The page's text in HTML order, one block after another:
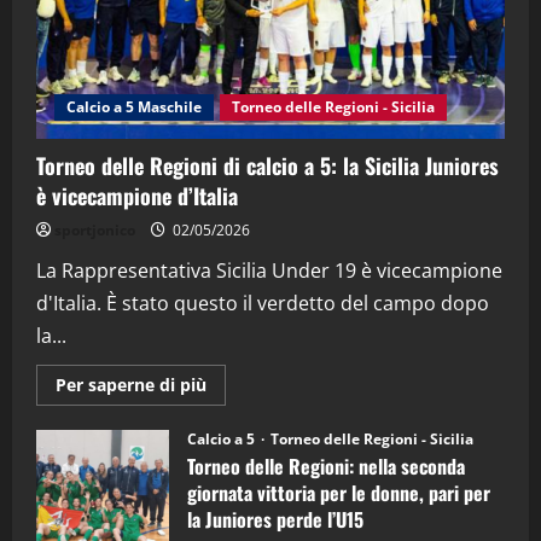
4
"SportEmpire" in Podcast Sport News
“SportEmpire” in Podcast: 27^ Puntata
(Martedi 14 Aprile 2026)
15/04/2026
"SportEmpire" in Podcast
“SportEmpire” in Podcast: 26^ Puntata
08/04/2026
Calcio a 5 Maschile Torneo delle Regioni - Sicilia
Torneo delle Regioni di calcio a 5: la Sicilia Juniores
è vicecampione d’Italia
02/05/2026
La Rappresentativa Sicilia Under 19 è vicecampione
d'Italia. È stato questo il verdetto del campo dopo
la...
Per saperne di più
informazioni
Torneo
delle
Regioni
di
calcio
a
5:
Calcio a 5 Torneo delle Regioni - Sicilia
Torneo delle Regioni: nella seconda
giornata vittoria per le donne, pari per
la Juniores perde l’U15